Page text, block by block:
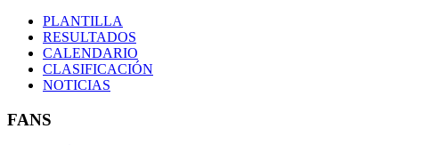
PLANTILLA
RESULTADOS
CALENDARIO
CLASIFICACIÓN
NOTICIAS
FANS